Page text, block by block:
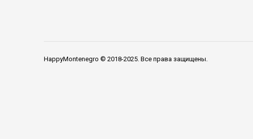
HappyMontenegro © 2018-2025. Все права защищены.